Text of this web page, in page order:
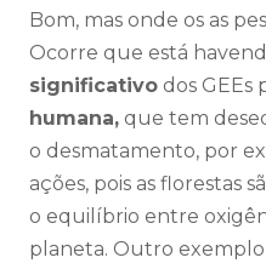
Bom, mas onde os as
Ocorre que está
significativo dos GEEs
humana, que tem
o desmatamento, por
ações, pois as florestas
o equilíbrio entre
planeta. Outro